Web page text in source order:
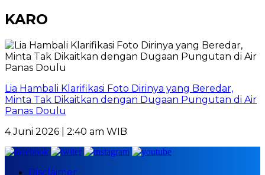
KARO
Lia Hambali Klarifikasi Foto Dirinya yang Beredar,
Minta Tak Dikaitkan dengan Dugaan Pungutan di Air
Panas Doulu
4 Juni 2026 | 2:40 am WIB
Disclaimer